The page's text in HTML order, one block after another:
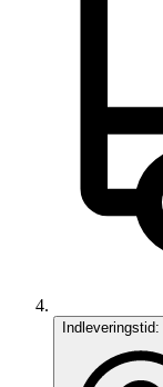
Indleveringstid: